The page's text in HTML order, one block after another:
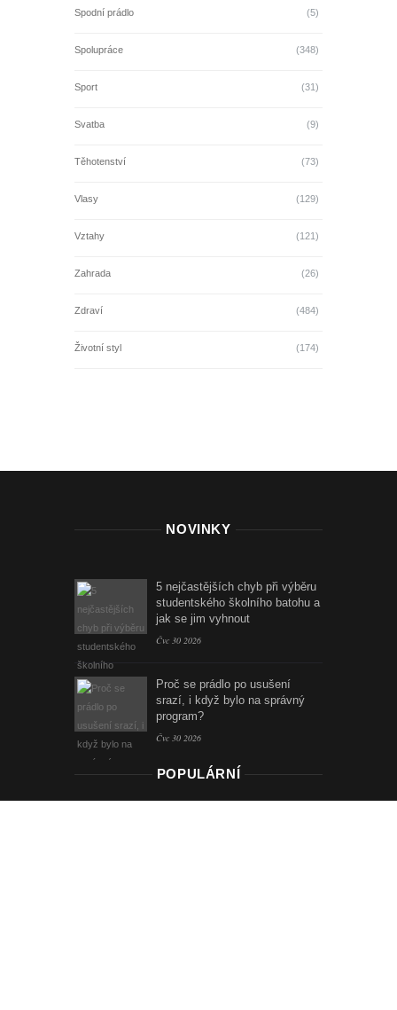
Spodní prádlo (5)
Spolupráce (348)
Sport (31)
Svatba (9)
Těhotenství (73)
Vlasy (129)
Vztahy (121)
Zahrada (26)
Zdraví (484)
Životní styl (174)
NOVINKY
5 nejčastějších chyb při výběru
studentského školního batohu a
jak se jim vyhnout
Čvc 30 2026
Proč se prádlo po usušení
srazí, i když bylo na správný
program?
Čvc 30 2026
POPULÁRNÍ